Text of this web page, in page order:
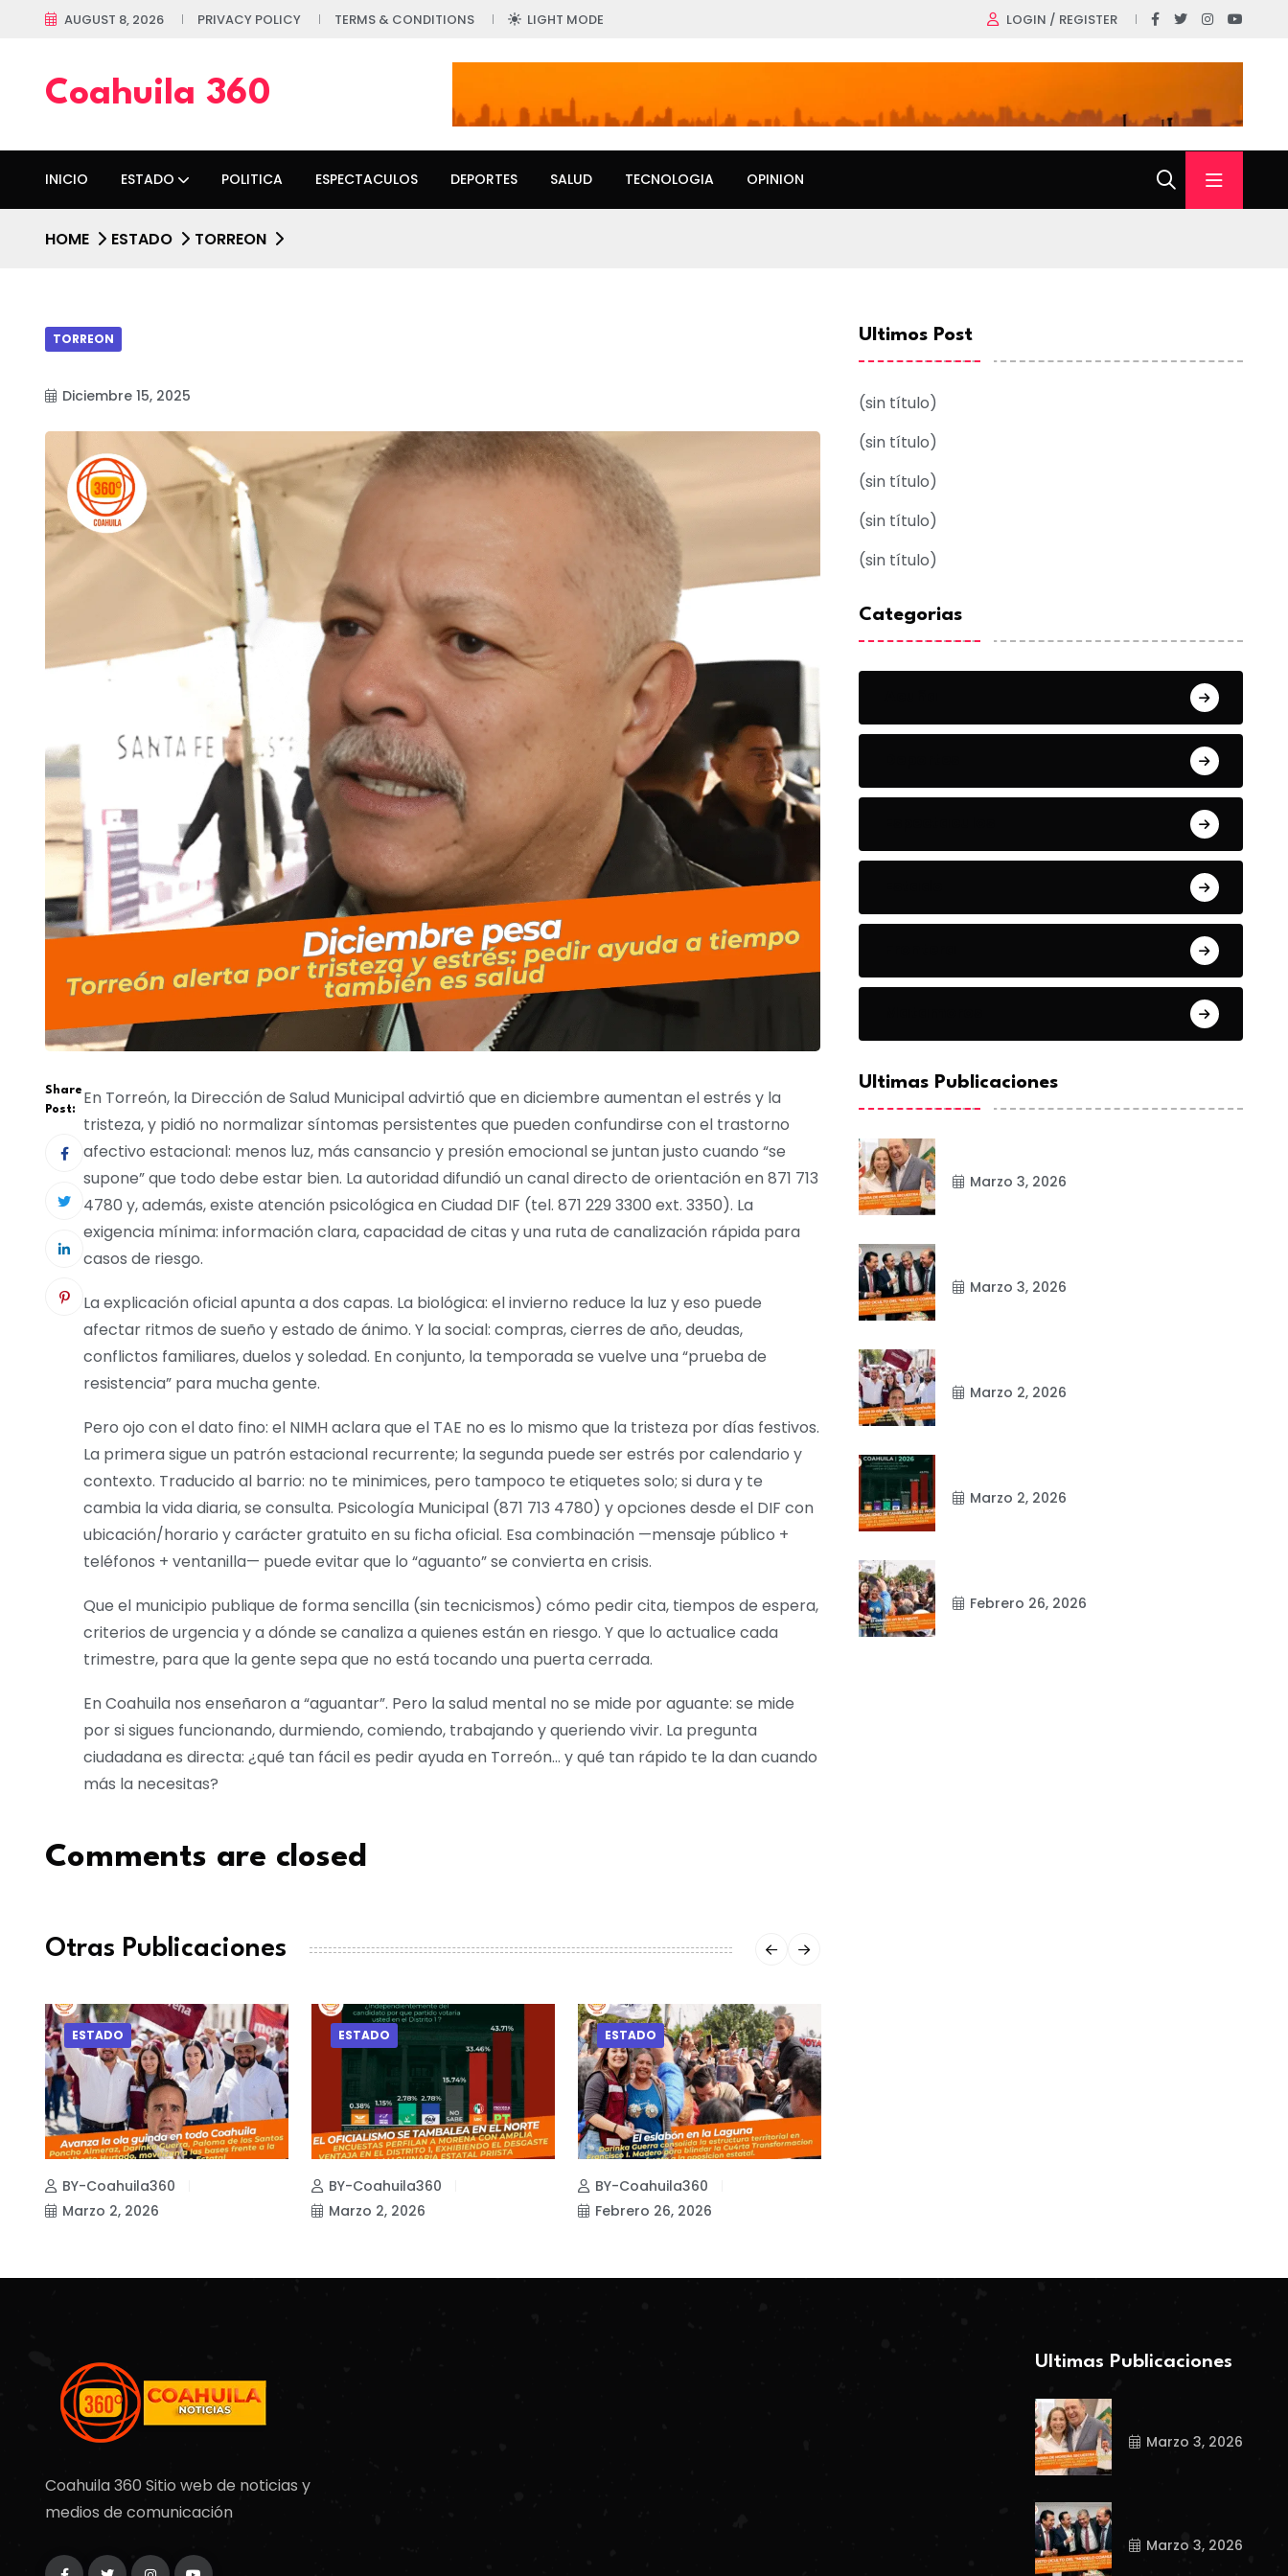
AUGUST 8, 2026 PRIVACY POLICY TERMS & CONDITIONS LIGHT MODE LOGIN / REGISTER
Coahuila 360
INICIO ESTADO POLITICA ESPECTACULOS DEPORTES SALUD TECNOLOGIA OPINION
HOME ESTADO TORREON
TORREON
Diciembre 15, 2025
Share
Post:
En Torreón, la Dirección de Salud Municipal advirtió que en diciembre aumentan el estrés y la
tristeza, y pidió no normalizar síntomas persistentes que pueden confundirse con el trastorno
afectivo estacional: menos luz, más cansancio y presión emocional se juntan justo cuando “se
supone” que todo debe estar bien. La autoridad difundió un canal directo de orientación en 871 713
4780 y, además, existe atención psicológica en Ciudad DIF (tel. 871 229 3300 ext. 3350). La
exigencia mínima: información clara, capacidad de citas y una ruta de canalización rápida para
casos de riesgo.
La explicación oficial apunta a dos capas. La biológica: el invierno reduce la luz y eso puede
afectar ritmos de sueño y estado de ánimo. Y la social: compras, cierres de año, deudas,
conflictos familiares, duelos y soledad. En conjunto, la temporada se vuelve una “prueba de
resistencia” para mucha gente.
Pero ojo con el dato fino: el NIMH aclara que el TAE no es lo mismo que la tristeza por días festivos.
La primera sigue un patrón estacional recurrente; la segunda puede ser estrés por calendario y
contexto. Traducido al barrio: no te minimices, pero tampoco te etiquetes solo; si dura y te
cambia la vida diaria, se consulta. Psicología Municipal (871 713 4780) y opciones desde el DIF con
ubicación/horario y carácter gratuito en su ficha oficial. Esa combinación —mensaje público +
teléfonos + ventanilla— puede evitar que lo “aguanto” se convierta en crisis.
Que el municipio publique de forma sencilla (sin tecnicismos) cómo pedir cita, tiempos de espera,
criterios de urgencia y a dónde se canaliza a quienes están en riesgo. Y que lo actualice cada
trimestre, para que la gente sepa que no está tocando una puerta cerrada.
En Coahuila nos enseñaron a “aguantar”. Pero la salud mental no se mide por aguante: se mide
por si sigues funcionando, durmiendo, comiendo, trabajando y queriendo vivir. La pregunta
ciudadana es directa: ¿qué tan fácil es pedir ayuda en Torreón… y qué tan rápido te la dan cuando
más la necesitas?
Comments are closed
Otras Publicaciones
ESTADO
BY-Coahuila360
Marzo 2, 2026
ESTADO
BY-Coahuila360
Marzo 2, 2026
ESTADO
BY-Coahuila360
Febrero 26, 2026
Ultimos Post
(sin título)
(sin título)
(sin título)
(sin título)
(sin título)
Categorias
Ultimas Publicaciones
Marzo 3, 2026
Marzo 3, 2026
Marzo 2, 2026
Marzo 2, 2026
Febrero 26, 2026
Coahuila 360 Sitio web de noticias y
medios de comunicación
Ultimas Publicaciones
Marzo 3, 2026
Marzo 3, 2026